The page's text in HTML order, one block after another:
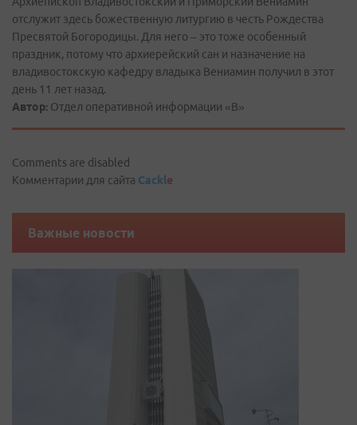
отслужит здесь божественную литургию в честь Рождества
Пресвятой Богородицы. Для него – это тоже особенный
праздник, потому что архиерейский сан и назначение на
владивостокскую кафедру владыка Вениамин получил в этот
день 11 лет назад.
Автор: Отдел оперативной информации «В»
Comments are disabled
Комментарии для сайта Cackle
Важные новости